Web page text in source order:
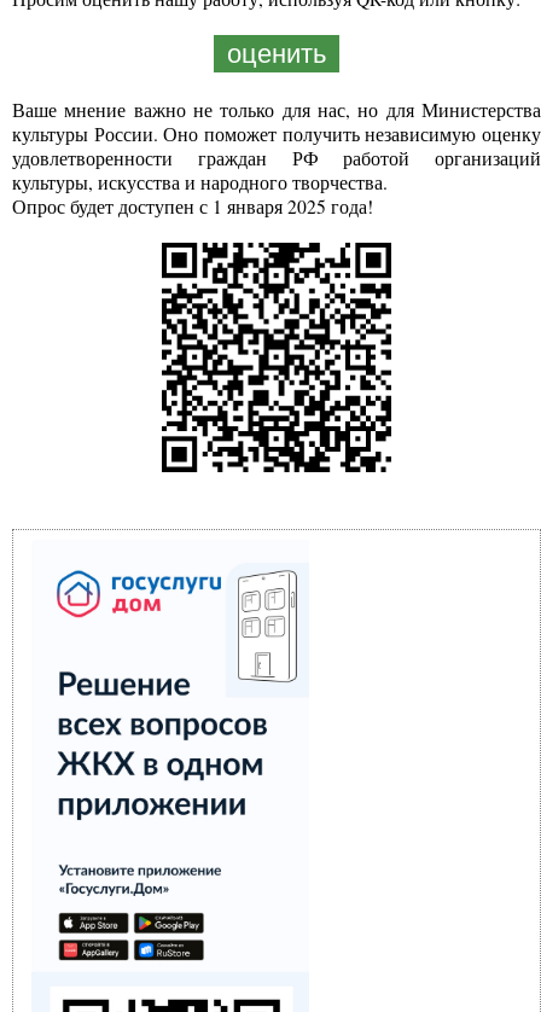
оценить
Ваше мнение важно не только для нас, но для Министерства
культуры России. Оно поможет получить независимую оценку
удовлетворенности граждан РФ работой организаций
культуры, искусства и народного творчества.
Опрос будет доступен с 1 января 2025 года!